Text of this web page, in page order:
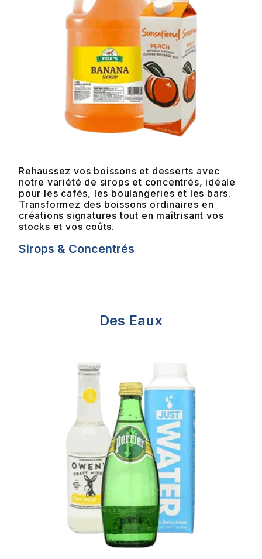
Rehaussez vos boissons et desserts avec
notre variété de sirops et concentrés, idéale
pour les cafés, les boulangeries et les bars.
Transformez des boissons ordinaires en
créations signatures tout en maîtrisant vos
stocks et vos coûts.
Sirops & Concentrés
Des Eaux